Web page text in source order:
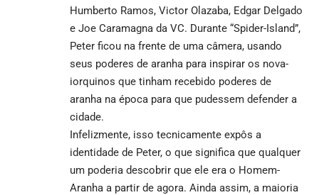
Humberto Ramos, Victor Olazaba, Edgar Delgado
e Joe Caramagna da VC. Durante “Spider-Island”,
Peter ficou na frente de uma câmera, usando
seus poderes de aranha para inspirar os nova-
iorquinos que tinham recebido poderes de
aranha na época para que pudessem defender a
cidade.
Infelizmente, isso tecnicamente expôs a
identidade de Peter, o que significa que qualquer
um poderia descobrir que ele era o Homem-
Aranha a partir de agora. Ainda assim, a maioria